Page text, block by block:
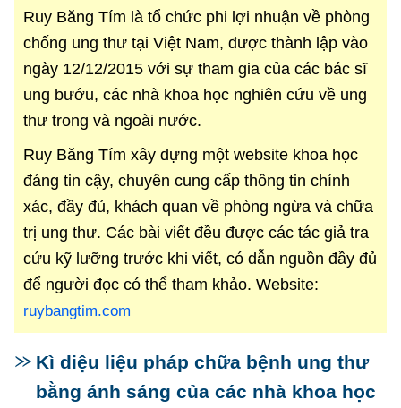
Ruy Băng Tím là tổ chức phi lợi nhuận về phòng
chống ung thư tại Việt Nam, được thành lập vào
ngày 12/12/2015 với sự tham gia của các bác sĩ
ung bướu, các nhà khoa học nghiên cứu về ung
thư trong và ngoài nước.
Ruy Băng Tím xây dựng một website khoa học
đáng tin cậy, chuyên cung cấp thông tin chính
xác, đầy đủ, khách quan về phòng ngừa và chữa
trị ung thư. Các bài viết đều được các tác giả tra
cứu kỹ lưỡng trước khi viết, có dẫn nguồn đầy đủ
để người đọc có thể tham khảo. Website:
ruybangtim.com
Kì diệu liệu pháp chữa bệnh ung thư
bằng ánh sáng của các nhà khoa học